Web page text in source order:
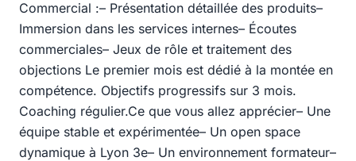
Commercial :– Présentation détaillée des produits–
Immersion dans les services internes– Écoutes
commerciales– Jeux de rôle et traitement des
objections Le premier mois est dédié à la montée en
compétence. Objectifs progressifs sur 3 mois.
Coaching régulier.Ce que vous allez apprécier– Une
équipe stable et expérimentée– Un open space
dynamique à Lyon 3e– Un environnement formateur–